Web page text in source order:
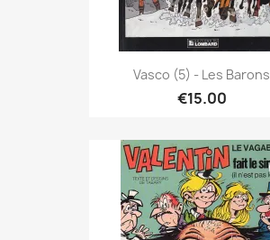
Vasco (5) - Les Barons
€15.00